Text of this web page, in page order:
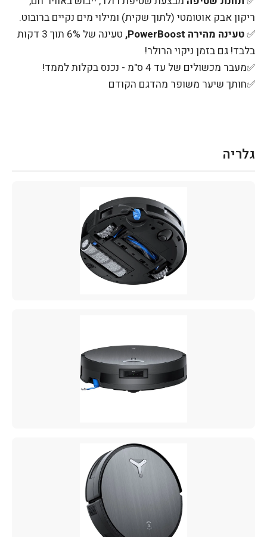
ריקון אבק אוטומטי (לתוך שקית) ומילוי מים נקיים ברובוט.
✅טעינה מהירה PowerBoost,
טעינה של 6% תוך 3 דקות
בלבד! גם בזמן ניקוי הרולר!
✅מעבר מכשולים של עד 4 ס"מ - נכנס בקלות לממד!
✅חותך שיער משופר מהדגם הקודם
גלריה